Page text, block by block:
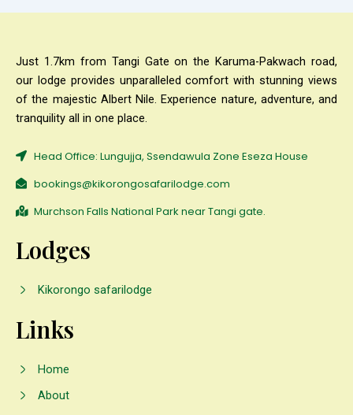
Just 1.7km from Tangi Gate on the Karuma-Pakwach road,
our lodge provides unparalleled comfort with stunning views
of the majestic Albert Nile. Experience nature, adventure, and
tranquility all in one place.
Head Office: Lungujja, Ssendawula Zone Eseza House
bookings@kikorongosafarilodge.com
Murchson Falls National Park near Tangi gate.
Lodges
Kikorongo safarilodge
Links
Home
About